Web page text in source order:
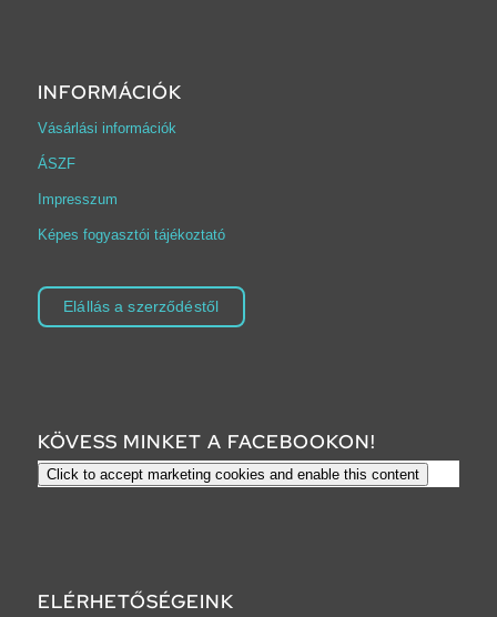
INFORMÁCIÓK
Vásárlási információk
ÁSZF
Impresszum
Képes fogyasztói tájékoztató
Elállás a szerződéstől
KÖVESS MINKET A FACEBOOKON!
Click to accept marketing cookies and enable this content
ELÉRHETŐSÉGEINK